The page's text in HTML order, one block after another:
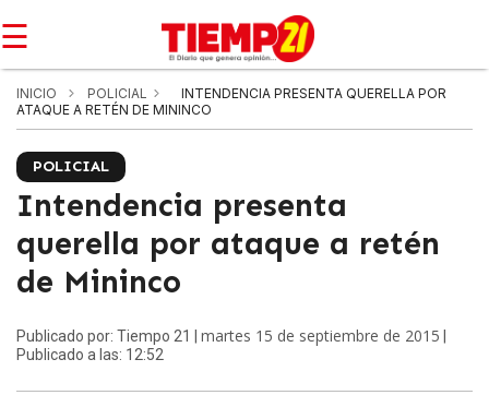
☰
INICIO POLICIAL
INTENDENCIA PRESENTA QUERELLA POR
ATAQUE A RETÉN DE MININCO
POLICIAL
Intendencia presenta
querella por ataque a retén
de Mininco
Publicado por: Tiempo 21 | martes 15 de septiembre de 2015
Publicado a las: 12:52